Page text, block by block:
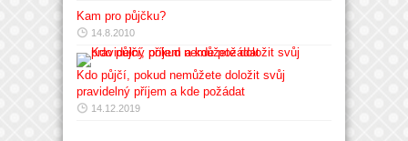
Kam pro půjčku?
14.8.2010
Kdo půjčí, pokud nemůžete doložit svůj
pravidelný příjem a kde požádat
14.12.2019